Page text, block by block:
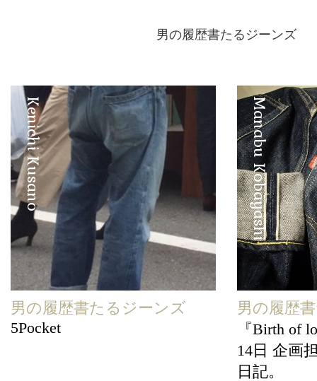
男の履歴書たるジーンズ
Kenichi Kusano
男の履歴書たるジーンズ
5Pocket
Manabu Kobayashi
男の履歴
『Birth of
14日 企画
日記。